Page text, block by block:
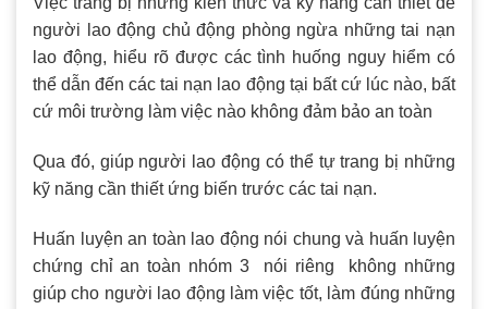
người lao động chủ động phòng ngừa những tai nạn
lao động, hiểu rõ được các tình huống nguy hiểm có
thể dẫn đến các tai nạn lao động tại bất cứ lúc nào, bất
cứ môi trường làm việc nào không đảm bảo an toàn
Qua đó, giúp người lao động có thể tự trang bị những
kỹ năng cần thiết ứng biến trước các tai nạn.
Huấn luyện an toàn lao động nói chung và huấn luyện
chứng chỉ an toàn nhóm 3 nói riêng không những
giúp cho người lao động làm việc tốt, làm đúng những